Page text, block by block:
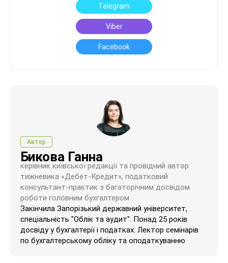
Telegram
Viber
Facebook
Автор
Бикова Ганна
керівник київської редакції та провідний автор
тижневика «Дебет-Кредит», податковий
консультант-практик з багаторічним досвідом
роботи головним бухгалтером
Закінчила Запорізький державний університет,
спеціальність "Облік та аудит". Понад 25 років
досвіду у бухгалтерії і податках. Лектор семінарів
по бухгалтерському обліку та оподаткуванню